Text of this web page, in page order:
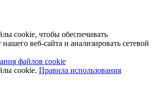
cookie, чтобы обеспечивать
веб-сайта и анализировать сетевой
файлов cookie
cookie. Правила использования